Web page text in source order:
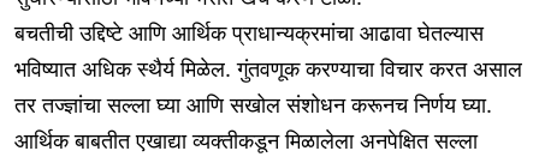
बचतीची उद्दिष्टे आणि आर्थिक प्राधान्यक्रमांचा आढावा घेतल्यास
भविष्यात अधिक स्थैर्य मिळेल. गुंतवणूक करण्याचा विचार करत असाल
तर तज्ज्ञांचा सल्ला घ्या आणि सखोल संशोधन करूनच निर्णय घ्या.
आर्थिक बाबतीत एखाद्या व्यक्तीकडून मिळालेला अनपेक्षित सल्ला